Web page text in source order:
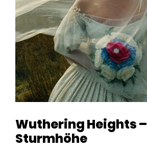
Wuthering Heights –
Sturmhöhe